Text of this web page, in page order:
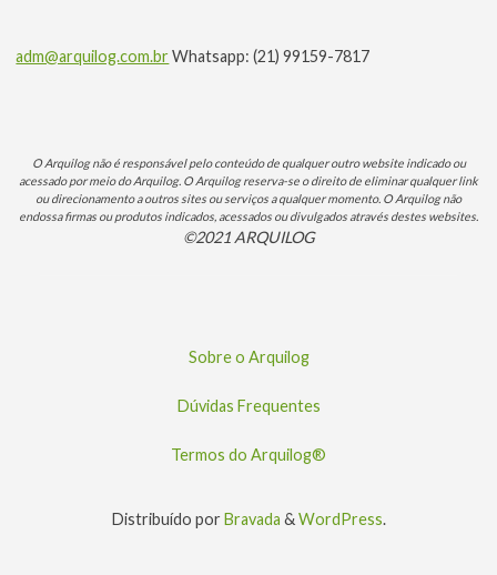
adm@arquilog.com.brWhatsapp: (21) 99159-7817
O Arquilog não é responsável pelo conteúdo de qualquer outro website indicado ou
acessado por meio do Arquilog. O Arquilog reserva-se o direito de eliminar qualquer link
ou direcionamento a outros sites ou serviços a qualquer momento. O Arquilog não
endossa firmas ou produtos indicados, acessados ou divulgados através destes websites.
©2021 ARQUILOG
Sobre o Arquilog
Dúvidas Frequentes
Termos do Arquilog®
Distribuído por Bravada &WordPress.